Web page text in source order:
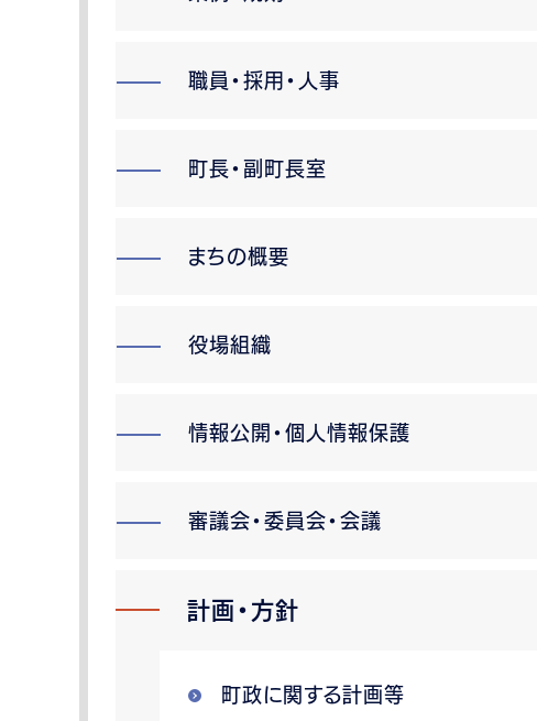
職員・採用・人事
町長・副町長室
まちの概要
役場組織
情報公開・個人情報保護
審議会・委員会・会議
計画・方針
町政に関する計画等